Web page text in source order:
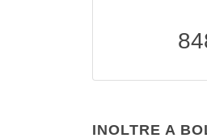
INOLTRE A